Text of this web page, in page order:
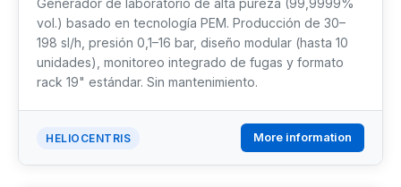
Generador de laboratorio de alta pureza (99,9999%
vol.) basado en tecnología PEM. Producción de 30–
198 sl/h, presión 0,1–16 bar, diseño modular (hasta 10
unidades), monitoreo integrado de fugas y formato
rack 19" estándar. Sin mantenimiento.
HELIOCENTRIS More information